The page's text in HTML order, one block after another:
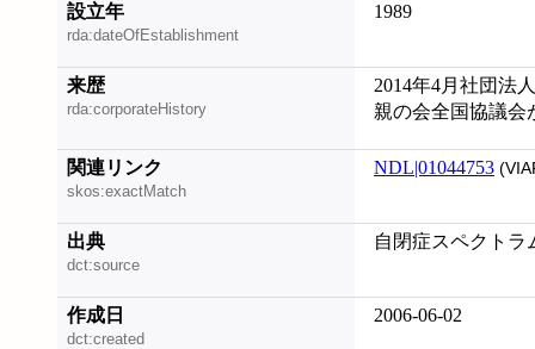
設立年
rda:dateOfEstablishment
1989
来歴
rda:corporateHistory
2014年4月社団法
親の会全国協議会
関連リンク
skos:exactMatch
NDL|01044753
出典
dct:source
自閉症スペクトラ
作成日
dct:created
2006-06-02